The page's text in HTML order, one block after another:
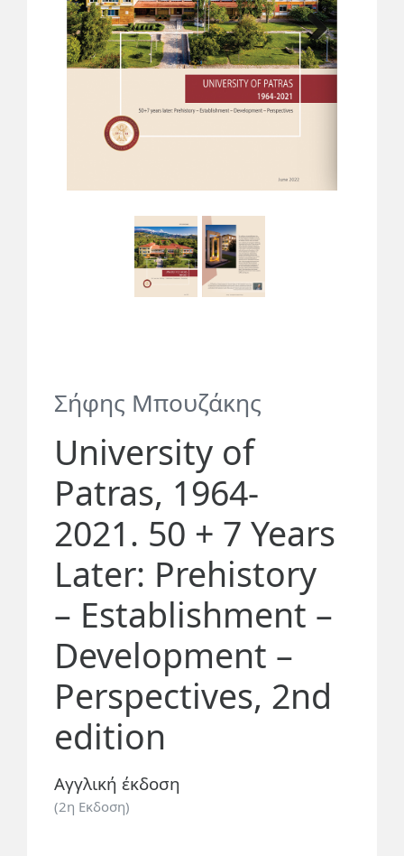
Next
Σήφης Μπουζάκης
University of
Patras, 1964-
2021. 50 + 7 Years
Later: Prehistory
– Establishment –
Development –
Perspectives, 2nd
edition
Αγγλική έκδοση
(2η Εκδοση)